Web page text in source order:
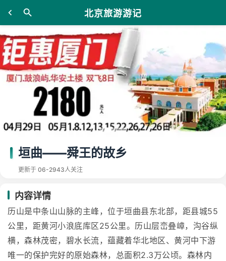
北京旅游游记
垣曲——舜王的故乡
更新于 06-2943人关注
内容详情
历山是中条山山脉的主峰，位于垣曲县东北部，距县城55
公里，距黄河小浪底库区25公里。历山层峦叠嶂，沟谷纵
横，森林茂密，碧水长流，蕴藏着华北地区、黄河中下游
唯一的保护完好的原始森林，总面积2.3万公顷。森林内